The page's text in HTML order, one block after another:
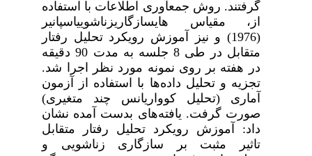
گرفتند. روش جمع‏آوری اطلاعات با استفاده
از، مقیاس های­سازگاری­زناشویی­اسپانیر
نیز آموزشرویکرد تحلیل رفتار
متقابل
در طی 8 جلسه به مدت 90 دقیقه
در هفته بر روی نمونه مورد نظر اجرا شد.
تجزیه و تحلیل داده‌هابا استفاده ازآزمون
آماری
تحلیل کوواریانس چند متغیری)
صورت گرفت.یافته‌های بدست آمده نشان
داد: آموزش رویکرد تحلیل رفتار متقابل
تاثیر مثبت بر سازگاری زناشویی و